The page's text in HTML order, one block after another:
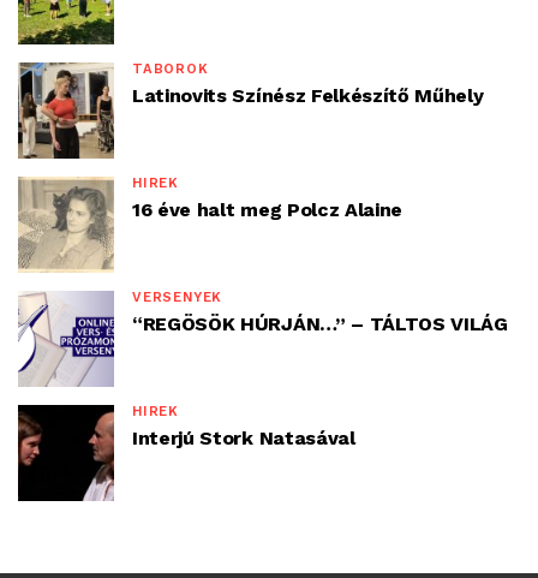
TÁBOROK
Latinovits Színész Felkészítő Műhely
HÍREK
16 éve halt meg Polcz Alaine
VERSENYEK
“REGÖSÖK HÚRJÁN…” – TÁLTOS VILÁG
HÍREK
Interjú Stork Natasával